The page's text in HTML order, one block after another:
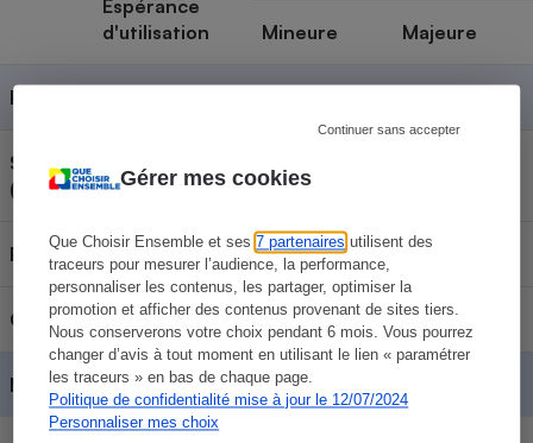
Gérer mes cookies
Que Choisir Ensemble et ses7 partenaires utilisent des
traceurs pour mesurer l’audience, la performance,
personnaliser les contenus, les partager, optimiser la
promotion et afficher des contenus provenant de sites tiers.
Nous conserverons votre choix pendant 6 mois. Vous pourrez
changer d’avis à tout moment en utilisant le lien « paramétrer
les traceurs » en bas de chaque page.
Politique de confidentialité mise à jour le 12/07/2024
Personnaliser mes choix
Continuer sans accepter
Espérance
d'utilisation
Mineure Majeure
Philips
SilverCrest
(Lidl)
Contenu réservé aux abonnés
Rowenta Contenu réservé aux abonnés
Calor Contenu réservé aux abonnés
Moyennes Contenu réservé aux abonnés